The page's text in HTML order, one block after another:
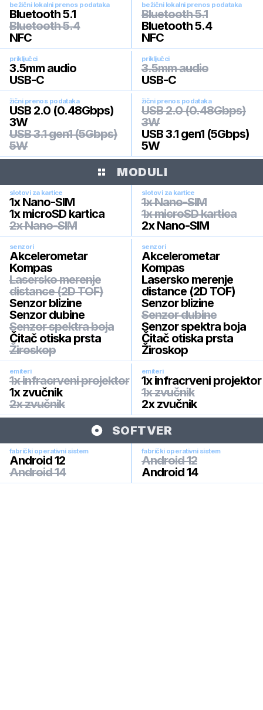
bežični lokalni prenos podataka
Bluetooth 5.1
Bluetooth 5.4
NFC
bežični lokalni prenos podataka
Bluetooth 5.1
Bluetooth 5.4
NFC
priključci
3.5mm audio
USB-C
priključci
3.5mm audio
USB-C
žični prenos podataka
USB 2.0 (0.48Gbps)
3W
USB 3.1 gen1 (5Gbps)
5W
žični prenos podataka
USB 2.0 (0.48Gbps)
3W
USB 3.1 gen1 (5Gbps)
5W
MODULI
slotovi za kartice
1x Nano-SIM
1x microSD kartica
2x Nano-SIM
slotovi za kartice
1x Nano-SIM
1x microSD kartica
2x Nano-SIM
senzori
Akcelerometar
Kompas
Lasersko merenje
distance (2D TOF)
Senzor blizine
Senzor dubine
Senzor spektra boja
Čitač otiska prsta
Žiroskop
senzori
Akcelerometar
Kompas
Lasersko merenje
distance (2D TOF)
Senzor blizine
Senzor dubine
Senzor spektra boja
Čitač otiska prsta
Žiroskop
emiteri
1x infracrveni projektor
1x zvučnik
2x zvučnik
emiteri
1x infracrveni projektor
1x zvučnik
2x zvučnik
SOFTVER
fabrički operativni sistem
Android 12
Android 14
fabrički operativni sistem
Android 12
Android 14